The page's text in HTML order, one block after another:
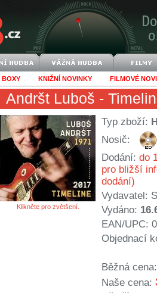
BOXY KNIŽNÍ NOVINKY FILMOVÉ
Andršt Luboš -
Klikněte pro zvětšení.
Typ zboží:
Nosič:
Dodání: do
pro bližší
dodání)
Vydavatel:
Vydáno:
EAN/UPC:
Objednací
Běžná cena:
Naše cena: